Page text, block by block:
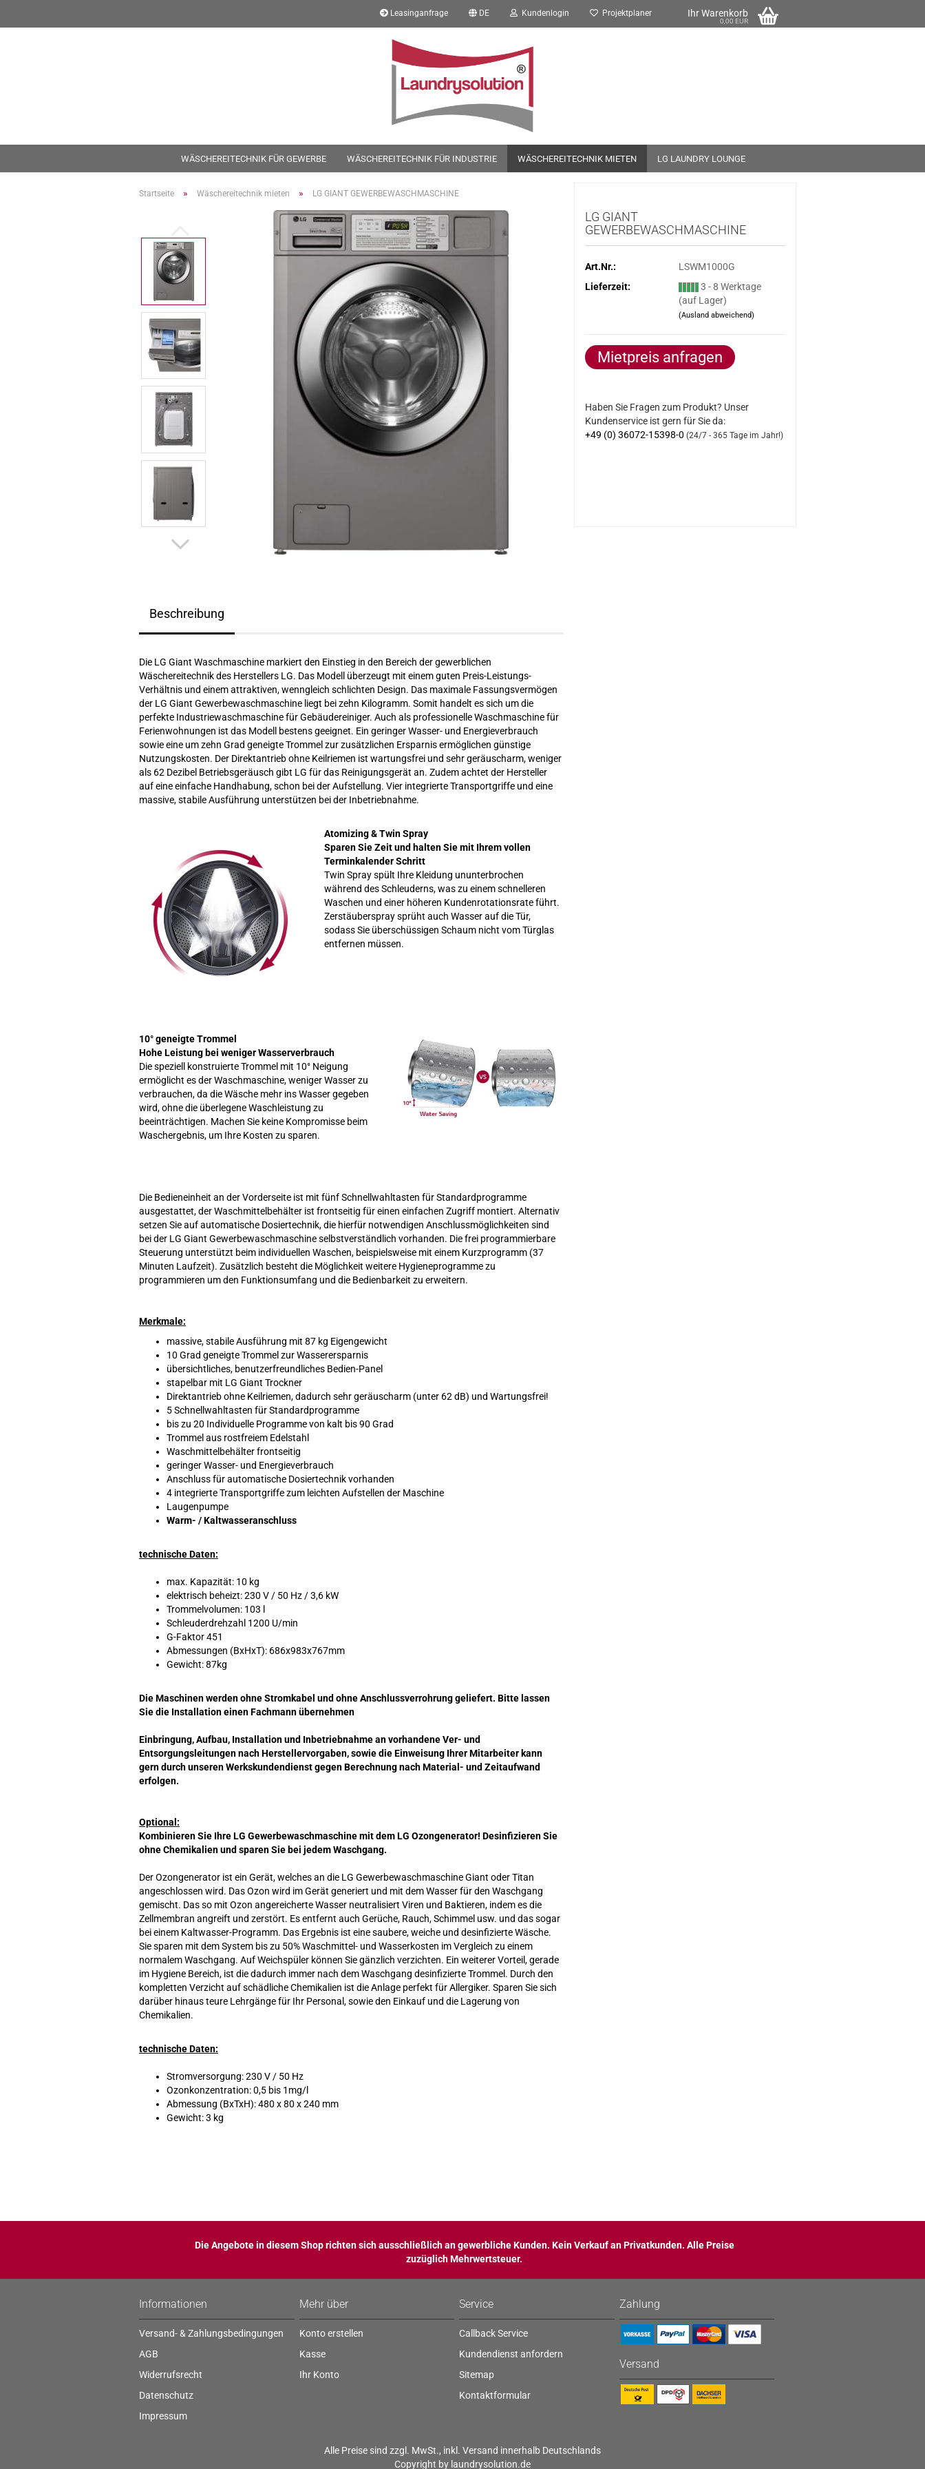
Leasinganfrage DE Kundenlogin Projektplaner Ihr Warenkorb
0,00 EUR
WÄSCHEREITECHNIK FÜR GEWERBE WÄSCHEREITECHNIK FÜR INDUSTRIE WÄSCHEREITECHNIK MIETEN LG LAUNDRY LOUNGE
Startseite » Wäschereitechnik mieten » LG GIANT GEWERBEWASCHMASCHINE
LG GIANT
GEWERBEWASCHMASCHINE
Art.Nr.:
LSWM1000G
Lieferzeit:
3 - 8 Werktage
(auf Lager)
(Ausland abweichend)
Mietpreis anfragen
Haben Sie Fragen zum Produkt? Unser
Kundenservice ist gern für Sie da:
+49 (0) 36072-15398-0 (24/7 - 365 Tage im Jahr!)
Beschreibung
Die LG Giant Waschmaschine markiert den Einstieg in den Bereich der gewerblichen
Wäschereitechnik des Herstellers LG. Das Modell überzeugt mit einem guten Preis-Leistungs-
Verhältnis und einem attraktiven, wenngleich schlichten Design. Das maximale Fassungsvermögen
der LG Giant Gewerbewaschmaschine liegt bei zehn Kilogramm. Somit handelt es sich um die
perfekte Industriewaschmaschine für Gebäudereiniger. Auch als professionelle Waschmaschine für
Ferienwohnungen ist das Modell bestens geeignet. Ein geringer Wasser- und Energieverbrauch
sowie eine um zehn Grad geneigte Trommel zur zusätzlichen Ersparnis ermöglichen günstige
Nutzungskosten. Der Direktantrieb ohne Keilriemen ist wartungsfrei und sehr geräuscharm, weniger
als 62 Dezibel Betriebsgeräusch gibt LG für das Reinigungsgerät an. Zudem achtet der Hersteller
auf eine einfache Handhabung, schon bei der Aufstellung. Vier integrierte Transportgriffe und eine
massive, stabile Ausführung unterstützen bei der Inbetriebnahme.
Atomizing & Twin Spray
Sparen Sie Zeit und halten Sie mit Ihrem vollen
Terminkalender Schritt
Twin Spray spült Ihre Kleidung ununterbrochen
während des Schleuderns, was zu einem schnelleren
Waschen und einer höheren Kundenrotationsrate führt.
Zerstäuberspray sprüht auch Wasser auf die Tür,
sodass Sie überschüssigen Schaum nicht vom Türglas
entfernen müssen.
10° geneigte Trommel
Hohe Leistung bei weniger Wasserverbrauch
Die speziell konstruierte Trommel mit 10° Neigung
ermöglicht es der Waschmaschine, weniger Wasser zu
verbrauchen, da die Wäsche mehr ins Wasser gegeben
wird, ohne die überlegene Waschleistung zu
beeinträchtigen. Machen Sie keine Kompromisse beim
Waschergebnis, um Ihre Kosten zu sparen.
Die Bedieneinheit an der Vorderseite ist mit fünf Schnellwahltasten für Standardprogramme
ausgestattet, der Waschmittelbehälter ist frontseitig für einen einfachen Zugriff montiert. Alternativ
setzen Sie auf automatische Dosiertechnik, die hierfür notwendigen Anschlussmöglichkeiten sind
bei der LG Giant Gewerbewaschmaschine selbstverständlich vorhanden. Die frei programmierbare
Steuerung unterstützt beim individuellen Waschen, beispielsweise mit einem Kurzprogramm (37
Minuten Laufzeit). Zusätzlich besteht die Möglichkeit weitere Hygieneprogramme zu
programmieren um den Funktionsumfang und die Bedienbarkeit zu erweitern.
Merkmale:
massive, stabile Ausführung mit 87 kg Eigengewicht
10 Grad geneigte Trommel zur Wasserersparnis
übersichtliches, benutzerfreundliches Bedien-Panel
stapelbar mit LG Giant Trockner
Direktantrieb ohne Keilriemen, dadurch sehr geräuscharm (unter 62 dB) und Wartungsfrei!
5 Schnellwahltasten für Standardprogramme
bis zu 20 Individuelle Programme von kalt bis 90 Grad
Trommel aus rostfreiem Edelstahl
Waschmittelbehälter frontseitig
geringer Wasser- und Energieverbrauch
Anschluss für automatische Dosiertechnik vorhanden
4 integrierte Transportgriffe zum leichten Aufstellen der Maschine
Laugenpumpe
Warm- / Kaltwasseranschluss
technische Daten:
max. Kapazität: 10 kg
elektrisch beheizt: 230 V / 50 Hz / 3,6 kW
Trommelvolumen: 103 l
Schleuderdrehzahl 1200 U/min
G-Faktor 451
Abmessungen (BxHxT): 686x983x767mm
Gewicht: 87kg
Die Maschinen werden ohne Stromkabel und ohne Anschlussverrohrung geliefert. Bitte lassen
Sie die Installation einen Fachmann übernehmen
Einbringung, Aufbau, Installation und Inbetriebnahme an vorhandene Ver- und
Entsorgungsleitungen nach Herstellervorgaben, sowie die Einweisung Ihrer Mitarbeiter kann
gern durch unseren Werkskundendienst gegen Berechnung nach Material- und Zeitaufwand
erfolgen.
Optional:
Kombinieren Sie Ihre LG Gewerbewaschmaschine mit dem LG Ozongenerator! Desinfizieren Sie
ohne Chemikalien und sparen Sie bei jedem Waschgang.
Der Ozongenerator ist ein Gerät, welches an die LG Gewerbewaschmaschine Giant oder Titan
angeschlossen wird. Das Ozon wird im Gerät generiert und mit dem Wasser für den Waschgang
gemischt. Das so mit Ozon angereicherte Wasser neutralisiert Viren und Baktieren, indem es die
Zellmembran angreift und zerstört. Es entfernt auch Gerüche, Rauch, Schimmel usw. und das sogar
bei einem Kaltwasser-Programm. Das Ergebnis ist eine saubere, weiche und desinfizierte Wäsche.
Sie sparen mit dem System bis zu 50% Waschmittel- und Wasserkosten im Vergleich zu einem
normalem Waschgang. Auf Weichspüler können Sie gänzlich verzichten. Ein weiterer Vorteil, gerade
im Hygiene Bereich, ist die dadurch immer nach dem Waschgang desinfizierte Trommel. Durch den
kompletten Verzicht auf schädliche Chemikalien ist die Anlage perfekt für Allergiker. Sparen Sie sich
darüber hinaus teure Lehrgänge für Ihr Personal, sowie den Einkauf und die Lagerung von
Chemikalien.
technische Daten:
Stromversorgung: 230 V / 50 Hz
Ozonkonzentration: 0,5 bis 1mg/l
Abmessung (BxTxH): 480 x 80 x 240 mm
Gewicht: 3 kg
Die Angebote in diesem Shop richten sich ausschließlich an gewerbliche Kunden. Kein Verkauf an Privatkunden. Alle Preise
zuzüglich Mehrwertsteuer.
Informationen
Versand- & Zahlungsbedingungen
AGB
Widerrufsrecht
Datenschutz
Impressum
Mehr über
Konto erstellen
Kasse
Ihr Konto
Service
Callback Service
Kundendienst anfordern
Sitemap
Kontaktformular
Zahlung
Versand
Alle Preise sind zzgl. MwSt., inkl. Versand innerhalb Deutschlands
Copyright by laundrysolution.de